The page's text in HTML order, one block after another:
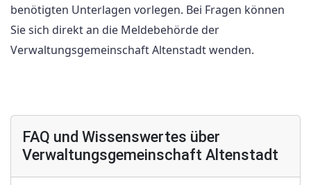
benötigten Unterlagen vorlegen. Bei Fragen können
Sie sich direkt an die Meldebehörde der
Verwaltungsgemeinschaft Altenstadt wenden.
FAQ und Wissenswertes über
Verwaltungsgemeinschaft Altenstadt